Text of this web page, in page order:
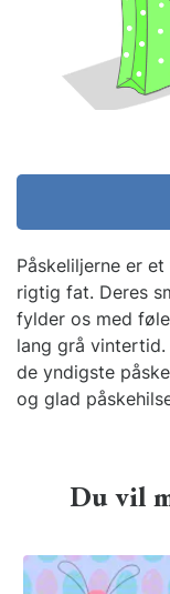
Påskeliljerne er
rigtig fat. Deres
fylder os med
lang grå
de yndigste
og glad
Du vil